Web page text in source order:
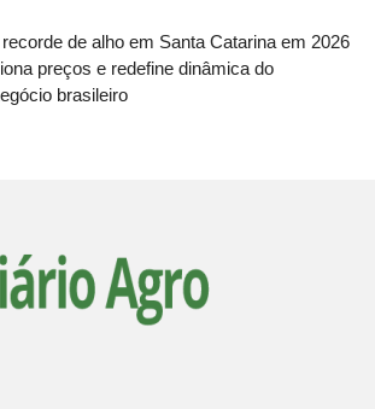
de alho em Santa Catarina em 2026
preços e redefine dinâmica do
brasileiro